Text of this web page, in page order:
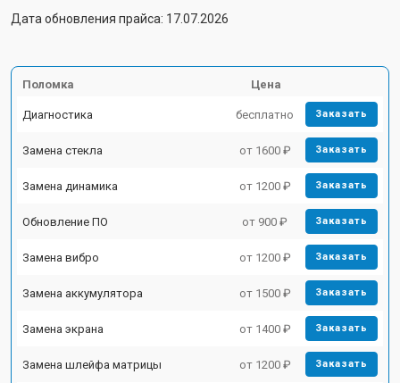
Дата обновления прайса: 17.07.2026
Поломка Цена
Диагностика бесплатно Заказать
Замена стекла от 1600 ₽ Заказать
Замена динамика от 1200 ₽ Заказать
Обновление ПО от 900 ₽ Заказать
Замена вибро от 1200 ₽ Заказать
Замена аккумулятора от 1500 ₽ Заказать
Замена экрана от 1400 ₽ Заказать
Замена шлейфа матрицы от 1200 ₽ Заказать